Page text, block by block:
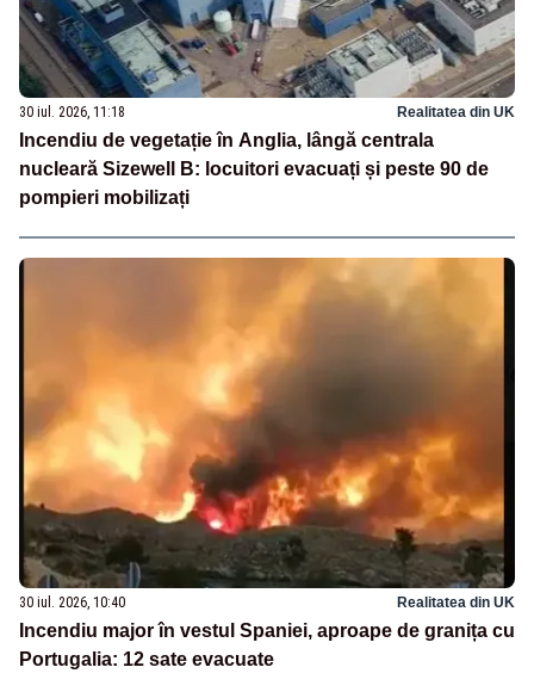
30 iul. 2026, 11:18 Realitatea din UK
Incendiu de vegetație în Anglia, lângă centrala
nucleară Sizewell B: locuitori evacuați și peste 90 de
pompieri mobilizați
30 iul. 2026, 10:40 Realitatea din UK
Incendiu major în vestul Spaniei, aproape de granița cu
Portugalia: 12 sate evacuate